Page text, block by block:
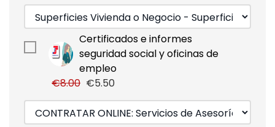
Certificados e informes
seguridad social y oficinas de
empleo
€8.00 €5.50